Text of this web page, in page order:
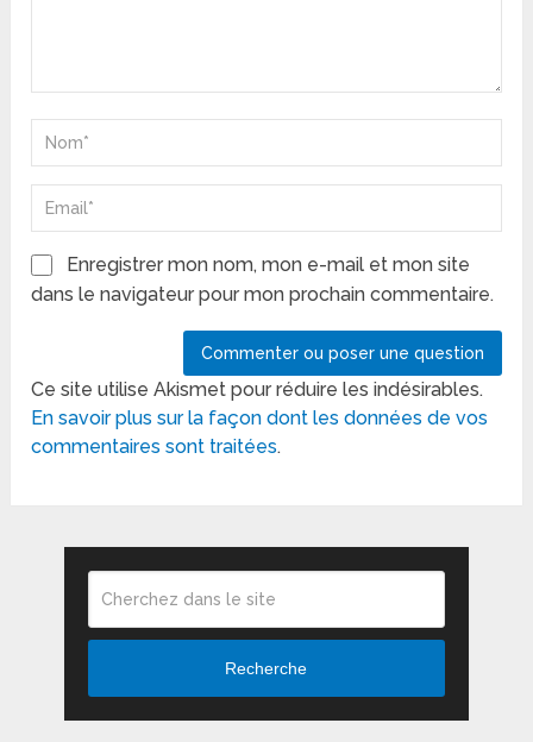
Enregistrer mon nom, mon e-mail et mon site
dans le navigateur pour mon prochain commentaire.
Ce site utilise Akismet pour réduire les indésirables.
En savoir plus sur la façon dont les données de vos
commentaires sont traitées.
Recherche